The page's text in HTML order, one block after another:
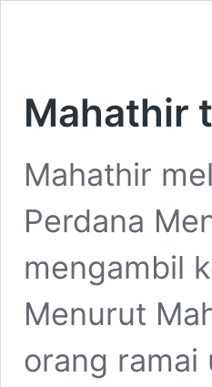
Mahathir
Mahathir
Perdana
mengambil
Menurut
orang